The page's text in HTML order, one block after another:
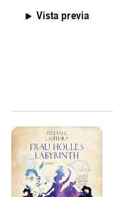
Vista previa